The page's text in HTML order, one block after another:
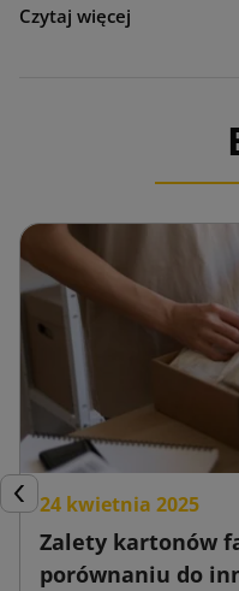
procesu wysyłki. Dzięki
Każdy z tych materiałów
wizerunek firmy lub
środowisko i dbałość o
Folia bąbelkowa
Jednym z
folia bąbelkowa
.
dzięki czemu chronią
i uderzeniami.
różnych rozmiarach i
Poprzedni
24 kwietnia 2025
Zalety kartonów
porównaniu do